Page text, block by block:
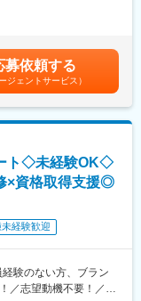
」というミッション
ソリューションサービ
いける職場を作り上げ
に対応できるサービス
使用して設計を行う。
電所、東海原子力発
界で勤務されていた
場価値をあげたいと
があります。月給(月
募依頼する
ージェントサービス）
ト◇未経験OK◇
×資格取得支援◎
経験歓迎
験のない方、ブラン
／志望動機不要！／国